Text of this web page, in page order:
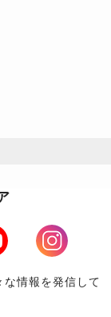
Instagram
情報を発信して